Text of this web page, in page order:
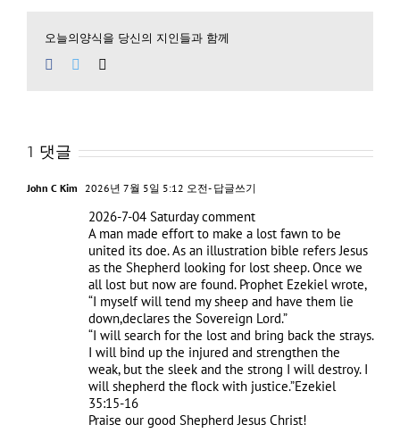
오늘의양식을 당신의 지인들과 함께
Facebook
Twitter
1 댓글
John C Kim 2026년 7월 5일 5:12 오전- 답글쓰기
2026-7-04 Saturday comment
A man made effort to make a lost fawn to be
united its doe. As an illustration bible refers Jesus
as the Shepherd looking for lost sheep. Once we
all lost but now are found. Prophet Ezekiel wrote,
“I myself will tend my sheep and have them lie
down,declares the Sovereign Lord.”
“I will search for the lost and bring back the strays.
I will bind up the injured and strengthen the
weak, but the sleek and the strong I will destroy. I
will shepherd the flock with justice.”Ezekiel
35:15-16
Praise our good Shepherd Jesus Christ!